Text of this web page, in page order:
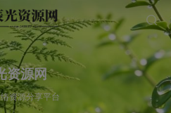
资源网
资源分享平台